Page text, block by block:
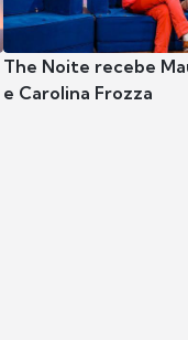
The Noite recebe
e Carolina Frozza